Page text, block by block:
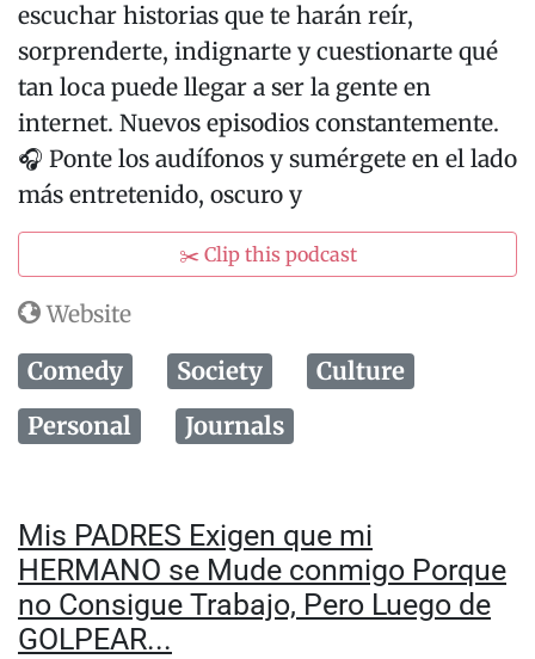
escuchar historias que te harán reír,
sorprenderte, indignarte y cuestionarte qué
tan loca puede llegar a ser la gente en
internet. Nuevos episodios constantemente.
🎧 Ponte los audífonos y sumérgete en el lado
más entretenido, oscuro y
✂️ Clip this podcast
Website
Comedy Society
Culture
Personal
Journals
Mis PADRES Exigen que mi
HERMANO se Mude conmigo Porque
no Consigue Trabajo, Pero Luego de
GOLPEAR...